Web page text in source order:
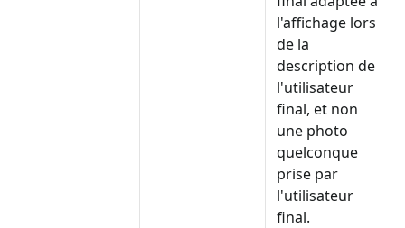
l'affichage lors
de la
description de
l'utilisateur
final, et non
une photo
quelconque
prise par
l'utilisateur
final.